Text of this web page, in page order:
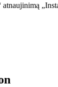
atnaujinimą